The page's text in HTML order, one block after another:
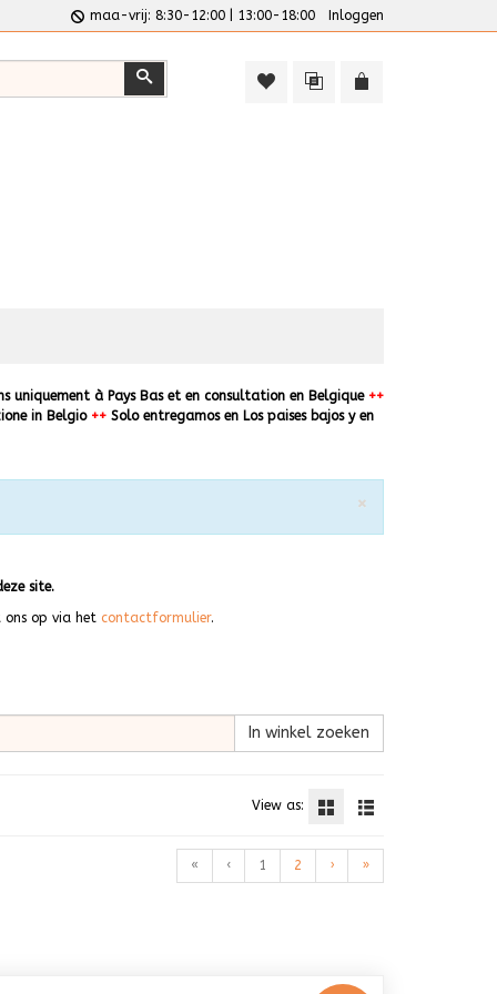
Inloggen
maa-vrij: 8:30-12:00 | 13:00-18:00
Zoeken
uniquement à Pays Bas et en consultation en Belgique ++
in Belgio ++Solo entregamos en Los paises bajos y en
×
site.
ons op via het contactformulier.
In winkel zoeken
View as:
« ‹ 1 2 › »